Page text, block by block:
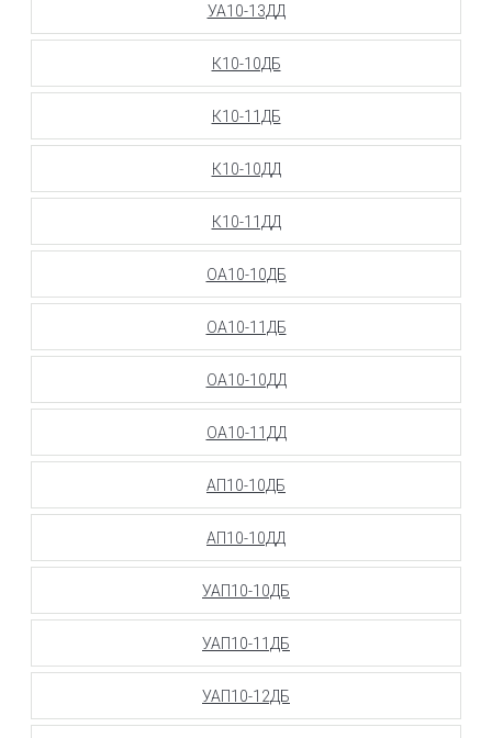
УА10-13ДД
К10-10ДБ
К10-11ДБ
К10-10ДД
К10-11ДД
ОА10-10ДБ
ОА10-11ДБ
ОА10-10ДД
ОА10-11ДД
АП10-10ДБ
АП10-10ДД
УАП10-10ДБ
УАП10-11ДБ
УАП10-12ДБ